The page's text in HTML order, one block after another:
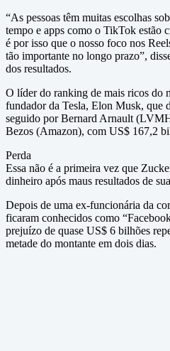
“As pessoas têm muitas escolhas
tempo e apps como o TikTok estão
é por isso que o nosso foco nos
tão importante no longo prazo”,
dos resultados.
O líder do ranking de mais ricos do
fundador da Tesla, Elon Musk, que
seguido por Bernard Arnault
Bezos (Amazon), com US$ 167,2
Perda
Essa não é a primeira vez que
dinheiro após maus resultados de
Depois de uma ex-funcionária da
ficaram conhecidos como
prejuízo de quase US$ 6 bilhões
metade do montante em dois dias.